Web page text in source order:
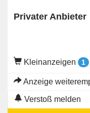
Privater Anbieter
Kleinanzeigen 1
Anzeige
Verstoß melden